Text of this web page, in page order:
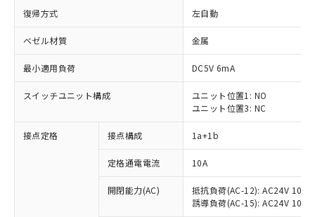
復帰方式 左自動
ベゼル材質 金属
最小適用負荷 DC5V 6mA
スイッチユニット構成
ユニット位置1: NO
ユニット位置3: NC
接点定格 接点構成 1a+1b
定格通電電流 10A
開閉能力(AC)
抵抗負荷(AC-12): AC24V 10A/
誘導負荷(AC-15): AC24V